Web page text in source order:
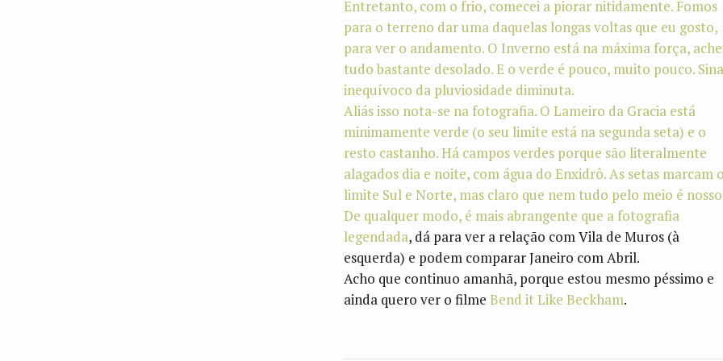
Entretanto, com o frio, comecei a piorar nitidamente. Fomos
para o terreno dar uma daquelas longas voltas que eu gosto,
para ver o andamento. O Inverno está na máxima força,
tudo bastante desolado. E o verde é pouco, muito pouco.
inequívoco da pluviosidade diminuta.
Aliás isso nota-se na fotografia. O Lameiro da Gracia está
minimamente verde (o seu limite está na segunda seta) e o
resto castanho. Há campos verdes porque são literalmente
alagados dia e noite, com água do Enxidrô. As setas marcam o
limite Sul e Norte, mas claro que nem tudo pelo meio é
De qualquer modo, é mais abrangente que a fotografia
legendada, dá para ver a relação com Vila de Muros (à
esquerda) e podem comparar Janeiro com Abril.
Acho que continuo amanhã, porque estou mesmo péssimo e
ainda quero ver o filme Bend it Like Beckham.